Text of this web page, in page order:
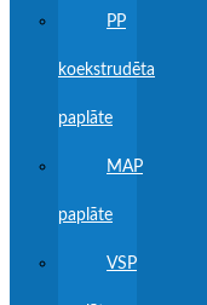
PP
koekstrudēta
paplāte
MAP
paplāte
VSP